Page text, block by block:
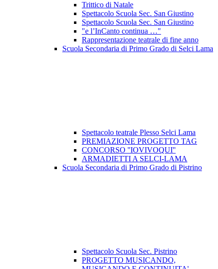
Trittico di Natale
Spettacolo Scuola Sec. San Giustino
Spettacolo Scuola Sec. San Giustino
"e l’InCanto continua …"
Rappresentazione teatrale di fine anno
Scuola Secondaria di Primo Grado di Selci Lama
Spettacolo teatrale Plesso Selci Lama
PREMIAZIONE PROGETTO TAG
CONCORSO ''IOVIVOQUI''
ARMADIETTI A SELCI-LAMA
Scuola Secondaria di Primo Grado di Pistrino
Spettacolo Scuola Sec. Pistrino
PROGETTO MUSICANDO,